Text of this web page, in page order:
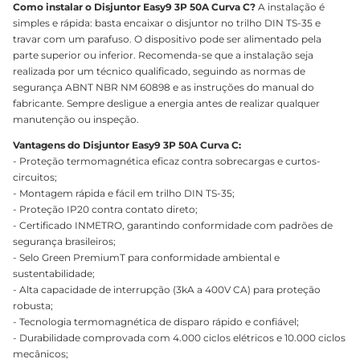
Como instalar o Disjuntor Easy9 3P 50A Curva C? A instalação é
simples e rápida: basta encaixar o disjuntor no trilho DIN TS-35 e
travar com um parafuso. O dispositivo pode ser alimentado pela
parte superior ou inferior. Recomenda-se que a instalação seja
realizada por um técnico qualificado, seguindo as normas de
segurança ABNT NBR NM 60898 e as instruções do manual do
fabricante. Sempre desligue a energia antes de realizar qualquer
manutenção ou inspeção.
Vantagens do Disjuntor Easy9 3P 50A Curva C:
- Proteção termomagnética eficaz contra sobrecargas e curtos-
circuitos;
- Montagem rápida e fácil em trilho DIN TS-35;
- Proteção IP20 contra contato direto;
- Certificado INMETRO, garantindo conformidade com padrões de
segurança brasileiros;
- Selo Green PremiumT para conformidade ambiental e
sustentabilidade;
- Alta capacidade de interrupção (3kA a 400V CA) para proteção
robusta;
- Tecnologia termomagnética de disparo rápido e confiável;
- Durabilidade comprovada com 4.000 ciclos elétricos e 10.000 ciclos
mecânicos;